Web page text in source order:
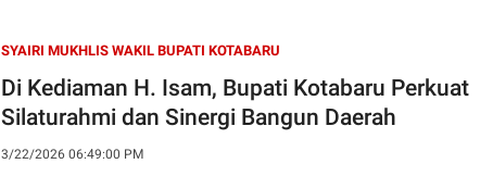
SYAIRI MUKHLIS WAKIL BUPATI KOTABARU
Di Kediaman H. Isam, Bupati Kotabaru Perkuat
Silaturahmi dan Sinergi Bangun Daerah
3/22/2026 06:49:00 PM